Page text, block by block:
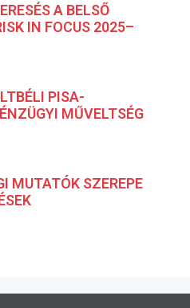
A BELSŐ
IN FOCUS 2025–
PISA-
MŰVELTSÉG
MUTATÓK SZEREPE